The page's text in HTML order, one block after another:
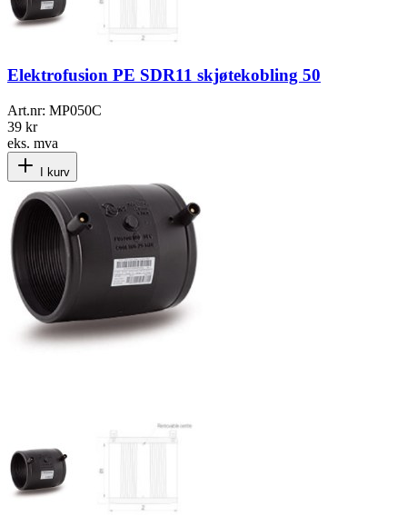
Elektrofusion PE SDR11 skjøtekobling 50
Art.nr: MP050C
39 kr
eks. mva
I kurv